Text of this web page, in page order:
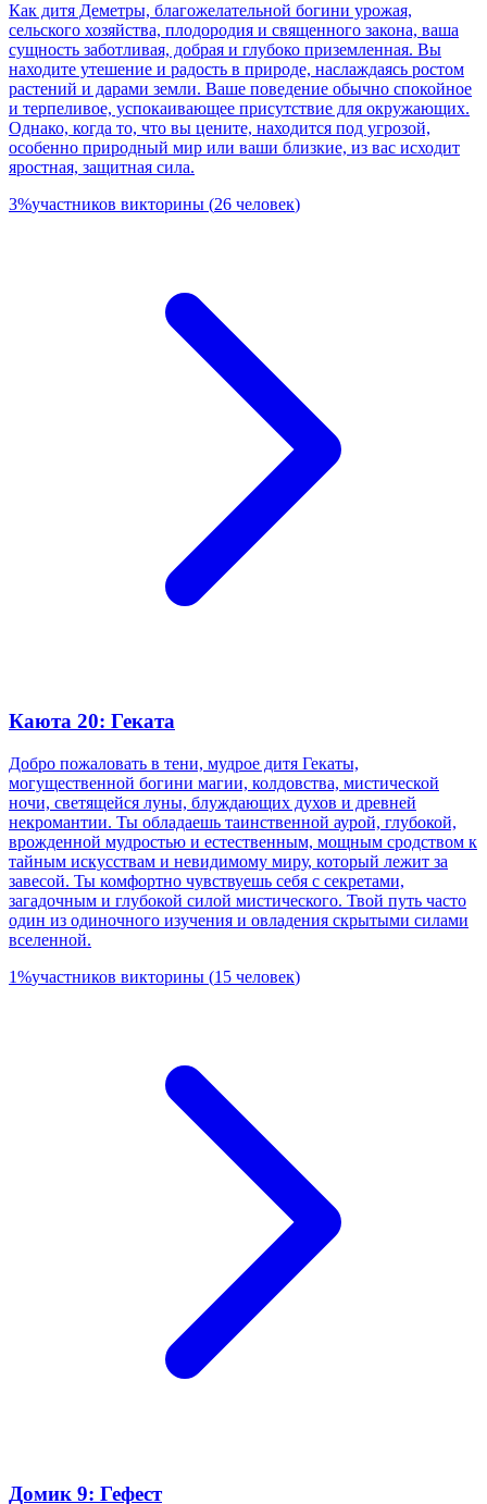
Как дитя Деметры, благожелательной богини урожая,
сельского хозяйства, плодородия и священного закона, ваша
сущность заботливая, добрая и глубоко приземленная. Вы
находите утешение и радость в природе, наслаждаясь ростом
растений и дарами земли. Ваше поведение обычно спокойное
и терпеливое, успокаивающее присутствие для окружающих.
Однако, когда то, что вы цените, находится под угрозой,
особенно природный мир или ваши близкие, из вас исходит
яростная, защитная сила.
3%участников викторины (26 человек)
Каюта 20: Геката
Добро пожаловать в тени, мудрое дитя Гекаты,
могущественной богини магии, колдовства, мистической
ночи, светящейся луны, блуждающих духов и древней
некромантии. Ты обладаешь таинственной аурой, глубокой,
врожденной мудростью и естественным, мощным сродством к
тайным искусствам и невидимому миру, который лежит за
завесой. Ты комфортно чувствуешь себя с секретами,
загадочным и глубокой силой мистического. Твой путь часто
один из одиночного изучения и овладения скрытыми силами
вселенной.
1%участников викторины (15 человек)
Домик 9: Гефест